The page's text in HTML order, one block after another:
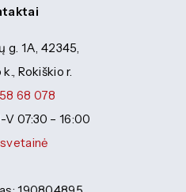
g. 1A, 42345,
Rokiškio r.
68 078
V 07:30 – 16:00